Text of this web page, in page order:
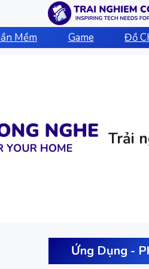
Mềm Game Đồ
Trải
Ứng Dụng -